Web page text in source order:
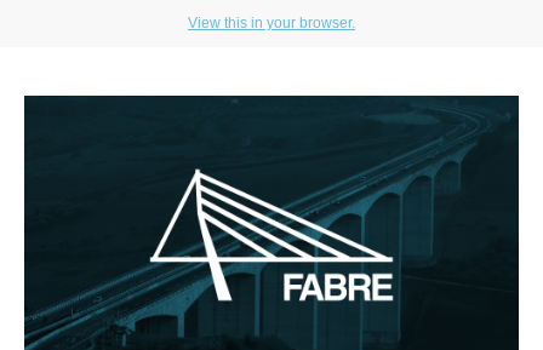
View this in your browser.